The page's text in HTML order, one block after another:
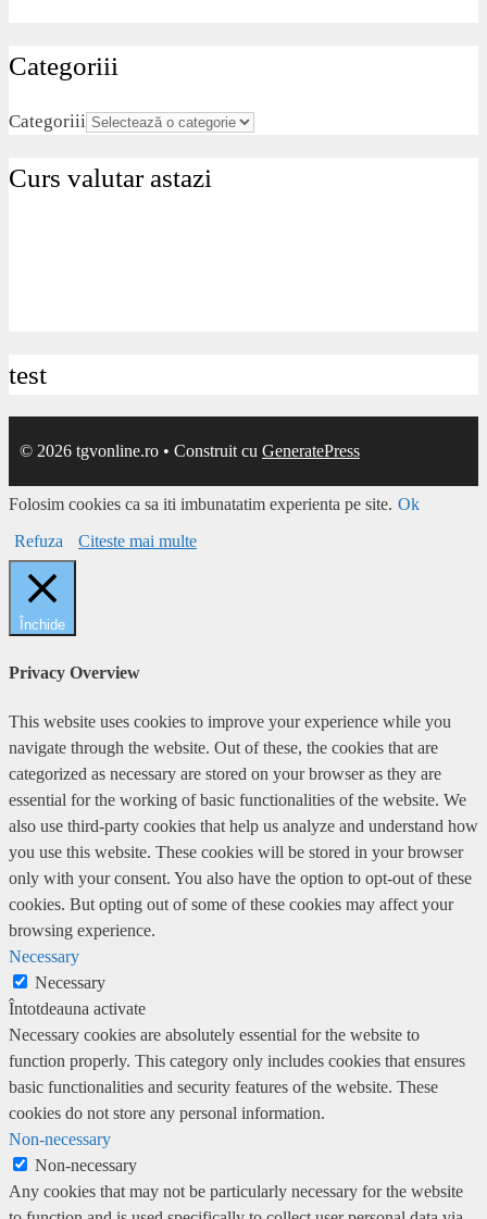
Categoriii
Categoriii
Curs valutar astazi
test
© 2026 tgvonline.ro • Construit cu GeneratePress
Folosim cookies ca sa iti imbunatatim experienta pe site. Ok
Refuza
Citeste mai multe
Închide
Privacy Overview
This website uses cookies to improve your experience while you
navigate through the website. Out of these, the cookies that are
categorized as necessary are stored on your browser as they are
essential for the working of basic functionalities of the website. We
also use third-party cookies that help us analyze and understand how
you use this website. These cookies will be stored in your browser
only with your consent. You also have the option to opt-out of these
cookies. But opting out of some of these cookies may affect your
browsing experience.
Necessary
Necessary
Întotdeauna activate
Necessary cookies are absolutely essential for the website to
function properly. This category only includes cookies that ensures
basic functionalities and security features of the website. These
cookies do not store any personal information.
Non-necessary
Non-necessary
Any cookies that may not be particularly necessary for the website